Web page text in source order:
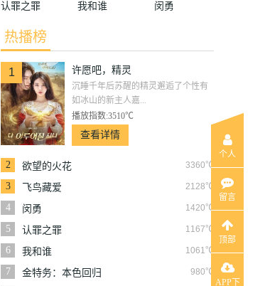
认罪之罪 我和谁 闵勇
热播榜
1 许愿吧，精灵
沉睡千年后苏醒的精灵邂逅了个性有
如冰山的新主人嘉...
播放指数:3510℃
查看详情
2 3360℃
欲望的火花
3
2128℃
飞鸟藏爱
4
1420℃
闵勇
5
1167℃
认罪之罪
6
1061℃
我和谁
7
980℃
金特务：本色回归
个人
留言
顶部
APP下